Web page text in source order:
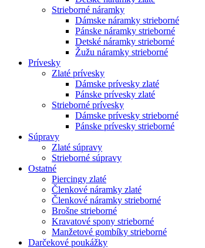
Strieborné náramky
Dámske náramky strieborné
Pánske náramky strieborné
Detské náramky strieborné
Žužu náramky strieborné
Prívesky
Zlaté prívesky
Dámske prívesky zlaté
Pánske prívesky zlaté
Strieborné prívesky
Dámske prívesky strieborné
Pánske prívesky strieborné
Súpravy
Zlaté súpravy
Strieborné súpravy
Ostatné
Piercingy zlaté
Členkové náramky zlaté
Členkové náramky strieborné
Brošne strieborné
Kravatové spony strieborné
Manžetové gombíky strieborné
Darčekové poukážky